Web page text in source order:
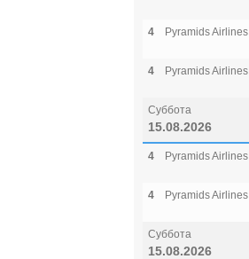
4 Pyramids Airlines
4 Pyramids Airlines
Суббота
15.08.2026
4 Pyramids Airlines
4 Pyramids Airlines
Суббота
15.08.2026